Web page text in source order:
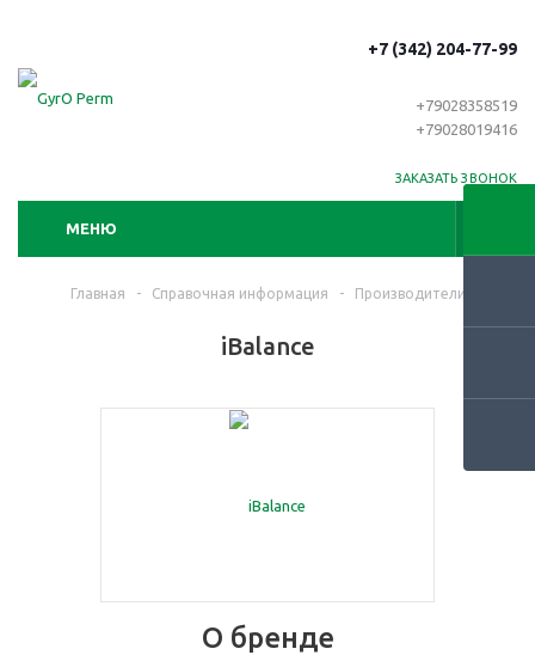
+7 (342) 204-77-99
+79028358519
+79028019416
ЗАКАЗАТЬ ЗВОНОК
МЕНЮ
Главная - Справочная информация - Производители
iBalance
О бренде